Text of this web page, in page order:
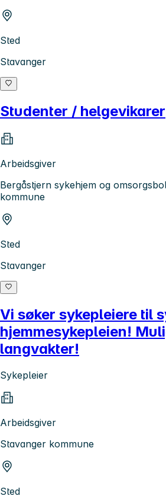
Sted
Stavanger
Studenter / helgevikarer
Arbeidsgiver
Bergåstjern sykehjem og
kommune
Sted
Stavanger
Vi søker sykepleiere til
hjemmesykepleien!
langvakter!
Sykepleier
Arbeidsgiver
Stavanger kommune
Sted